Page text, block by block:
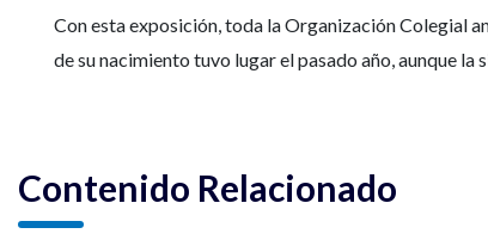
Con esta exposición, toda la Organización Colegial
de su nacimiento tuvo lugar el pasado año, aunque
Contenido Relacionado